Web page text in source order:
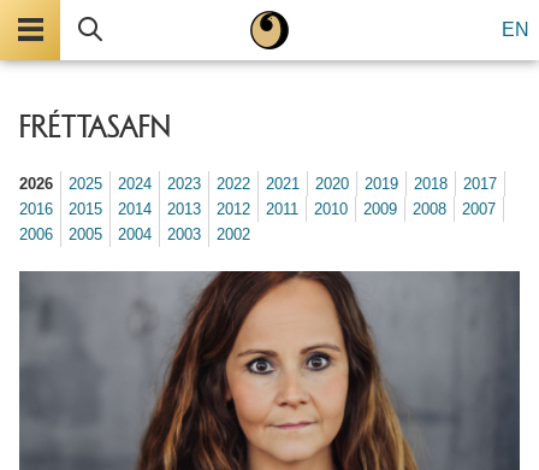
EN
FRÉTTASAFN
2026 2025 2024 2023 2022 2021 2020 2019 2018
2017
2016
2015 2014 2013 2012 2011 2010 2009 2008
2007
2006
2005 2004 2003 2002